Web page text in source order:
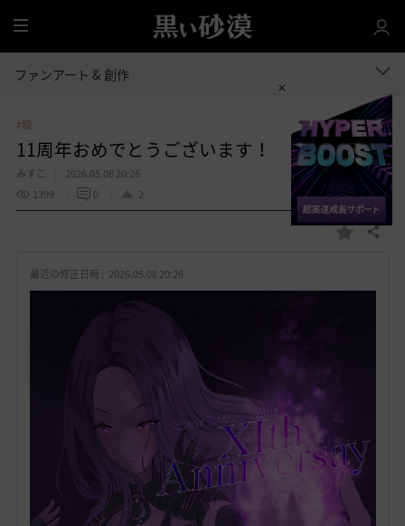
全
体
ファンアート & 創作
#絵
11周年おめでとうございます！
みすこ
2026.05.08 20:26
1399
0 2
お 共有する
最近の修正日時 : 2026.05.08 20:26